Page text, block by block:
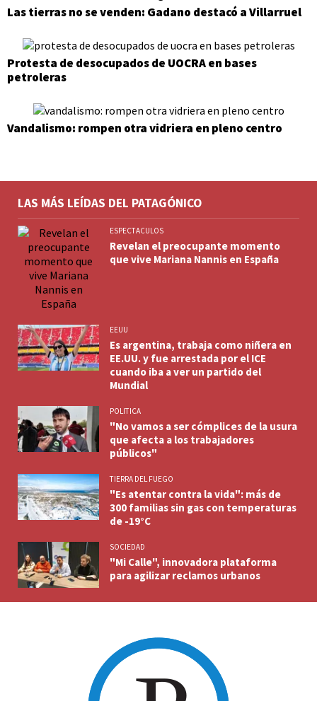
Las tierras no se venden: Gadano destacó a Villarruel
Protesta de desocupados de UOCRA en bases
petroleras
Vandalismo: rompen otra vidriera en pleno centro
LAS MÁS LEÍDAS DEL PATAGÓNICO
ESPECTACULOS
Revelan el preocupante momento
que vive Mariana Nannis en España
EEUU
Es argentina, trabaja como niñera en
EE.UU. y fue arrestada por el ICE
cuando iba a ver un partido del
Mundial
POLITICA
"No vamos a ser cómplices de la usura
que afecta a los trabajadores
públicos"
TIERRA DEL FUEGO
"Es atentar contra la vida": más de
300 familias sin gas con temperaturas
de -19°C
SOCIEDAD
"Mi Calle", innovadora plataforma
para agilizar reclamos urbanos